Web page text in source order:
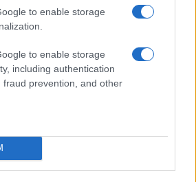
to enable storage
to enable storage
including authentication
fraud prevention, and other
umanitarie oltre i criteri dei